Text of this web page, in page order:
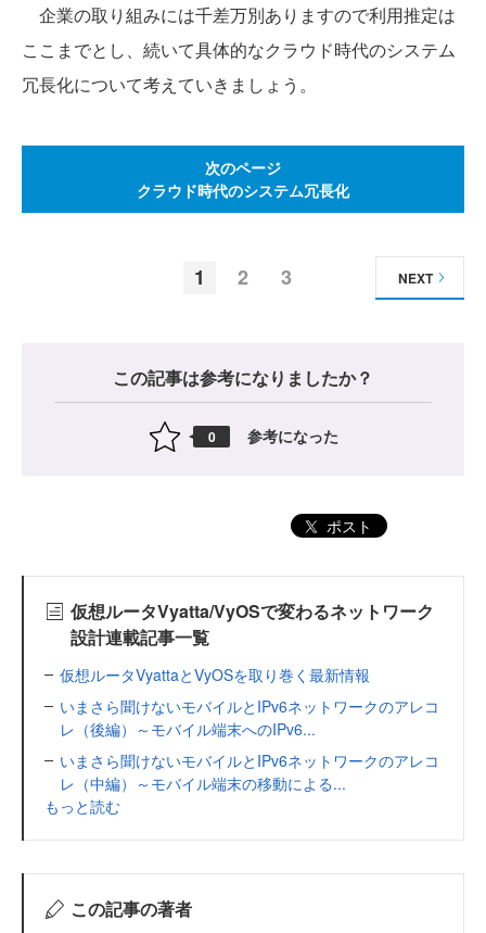
企業の取り組みには千差万別ありますので利用推定は
ここまでとし、続いて具体的なクラウド時代のシステム
冗長化について考えていきましょう。
次のページ
クラウド時代のシステム冗長化
1 2 3 NEXT
この記事は参考になりましたか？
0 参考になった
ポスト
仮想ルータVyatta/VyOSで変わるネットワーク
設計連載記事一覧
仮想ルータVyattaとVyOSを取り巻く最新情報
いまさら聞けないモバイルとIPv6ネットワークのアレコ
レ（後編）～モバイル端末へのIPv6...
いまさら聞けないモバイルとIPv6ネットワークのアレコ
レ（中編）～モバイル端末の移動による...
もっと読む
この記事の著者